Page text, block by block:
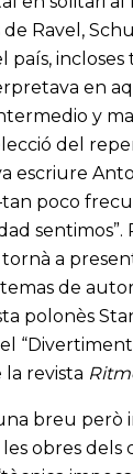
de Ravel,
país,
en
y
del
escriure
poco
sentimos”.
tornà a
de
polonès
revista
breu
obres